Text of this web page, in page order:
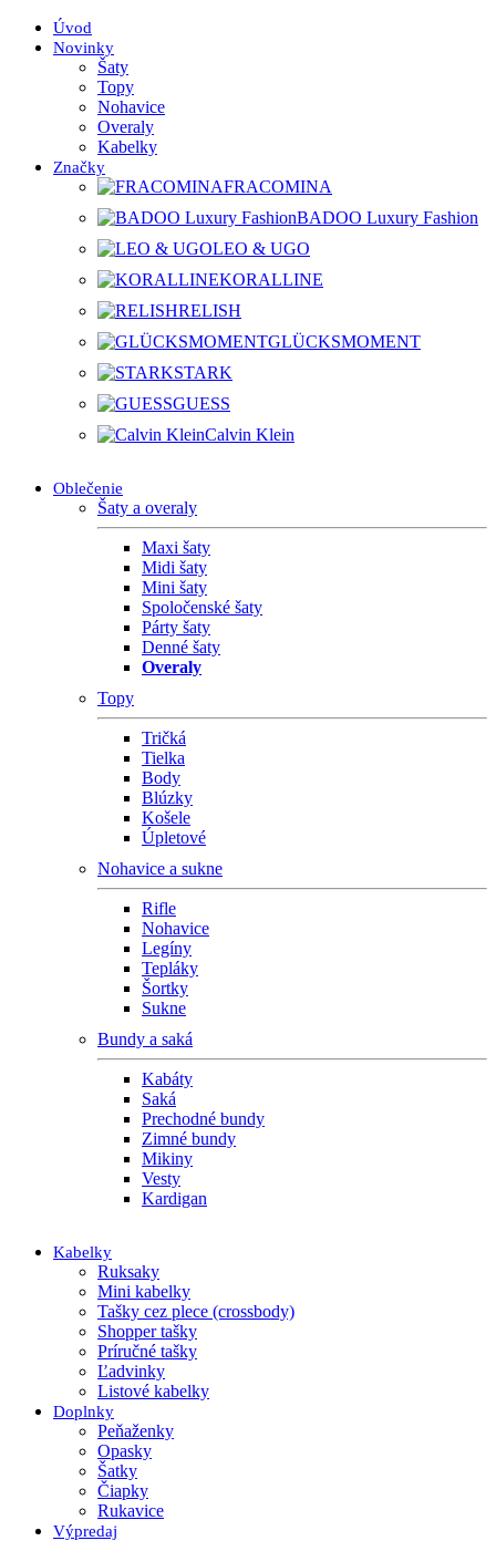
Úvod
Novinky
Šaty
Topy
Nohavice
Overaly
Kabelky
Značky
FRACOMINA
BADOO Luxury Fashion
LEO & UGO
KORALLINE
RELISH
GLÜCKSMOMENT
STARK
GUESS
Calvin Klein
Oblečenie
Šaty a overaly
Maxi šaty
Midi šaty
Mini šaty
Spoločenské šaty
Párty šaty
Denné šaty
Overaly
Topy
Tričká
Tielka
Body
Blúzky
Košele
Úpletové
Nohavice a sukne
Rifle
Nohavice
Legíny
Tepláky
Šortky
Sukne
Bundy a saká
Kabáty
Saká
Prechodné bundy
Zimné bundy
Mikiny
Vesty
Kardigan
Kabelky
Ruksaky
Mini kabelky
Tašky cez plece (crossbody)
Shopper tašky
Príručné tašky
Ľadvinky
Listové kabelky
Doplnky
Peňaženky
Opasky
Šatky
Čiapky
Rukavice
Výpredaj